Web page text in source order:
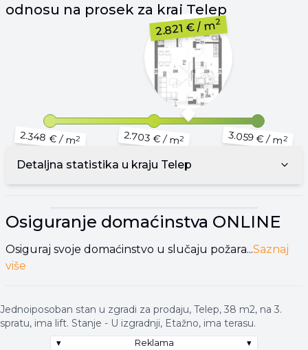
odnosu na prosek za kraj Telep
2.821 €/ m2
2.348 €/ m2 2.703 €/ m2 3.059 €/ m2
Detaljna statistika u kraju Telep
Osiguranje domaćinstva ONLINE
Osiguraj svoje domaćinstvo u slučaju požara...Saznaj
više
Jednoiposoban stan u zgradi za prodaju, Telep, 38 m2, na 3.
spratu, ima lift. Stanje - U izgradnji, Etažno, ima terasu.
▾ Reklama ▾
▾ Reklama ▾